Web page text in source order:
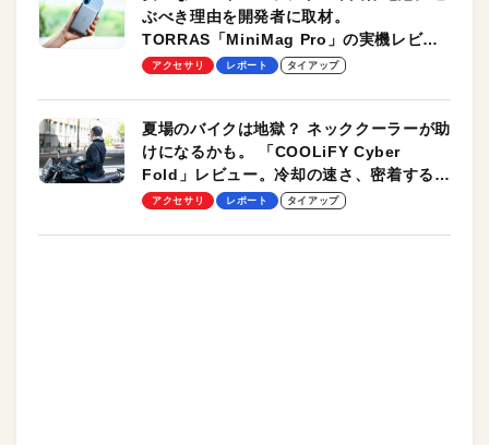
ぶべき理由を開発者に取材。
TORRAS「MiniMag Pro」の実機レビュ
ーも
アクセサリ レポート タイアップ
夏場のバイクは地獄？ ネッククーラーが助
けになるかも。 「COOLiFY Cyber
Fold」レビュー。冷却の速さ、密着する冷
却プレート、シンプルな操作性がグッド！
アクセサリ レポート タイアップ